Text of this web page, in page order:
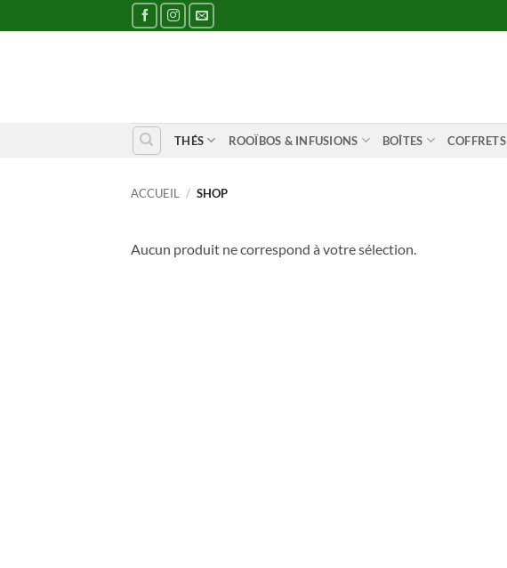
au
THÉS ROOÏBOS & INFUSIONS BOÎTES COFFRETS
ACCUEIL / SHOP
Aucun produit ne correspond à votre sélection.